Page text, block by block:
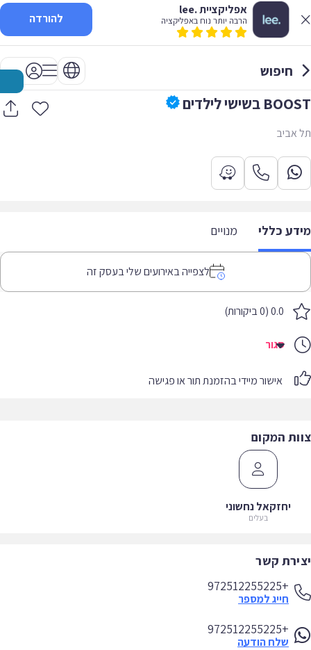
אפליקציית .lee
הרבה יותר נוח באפליקציה להורדה
חיפוש
BOOST בשישי לילדים
תל אביב
מידע כללי מנויים
לצפייה באירועים שלי בעסק זה
0.0 (0 ביקורות)
סגור
אישור מיידי בהזמנת תור או פגישה
צוות המקום
יחזקאל נחשוני
בעלים
יצירת קשר
+972512255225
חייג למספר
+972512255225
שלח הודעה